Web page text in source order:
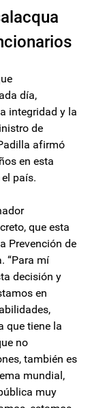
día,
integridad y la
de
afirmó
en esta
país.
que esta
Prevención de
“Para mí
decisión y
en
que tiene la
no
también es
mundial,
muy